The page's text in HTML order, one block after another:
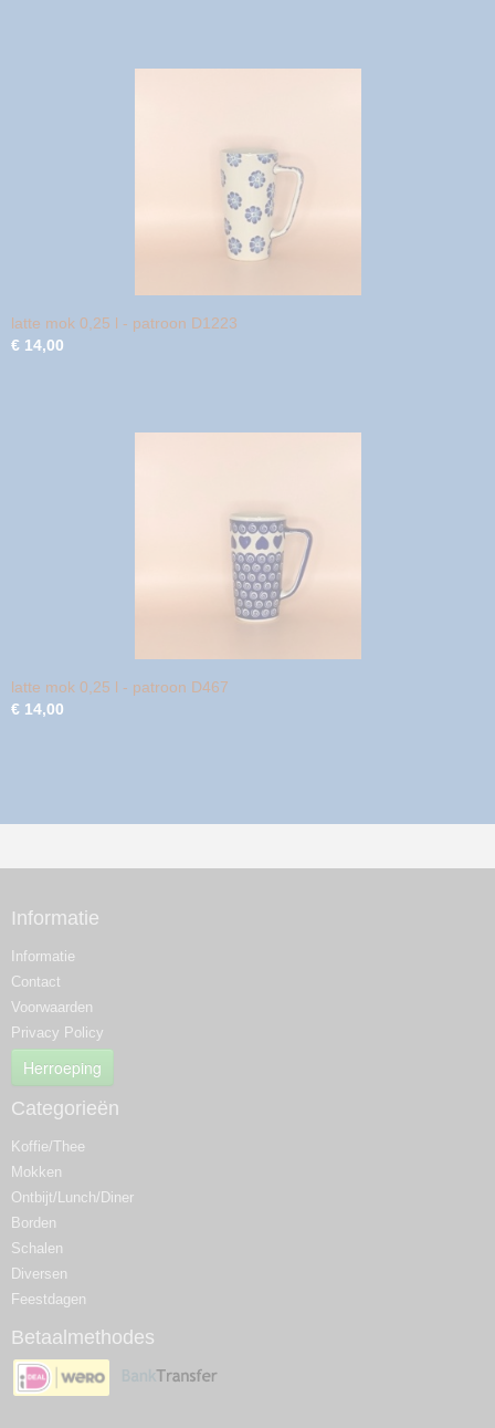
latte mok 0,25 l - patroon D1223
€ 14,00
latte mok 0,25 l - patroon D467
€ 14,00
Informatie
Informatie
Contact
Voorwaarden
Privacy Policy
Herroeping
Categorieën
Koffie/Thee
Mokken
Ontbijt/Lunch/Diner
Borden
Schalen
Diversen
Feestdagen
Betaalmethodes